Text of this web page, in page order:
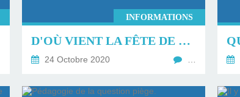
INFORMATIONS
D'OÙ VIENT LA FÊTE DE LA TOUSSAINT QUE NOUS FÊTONS LE 1ER NOVEMBRE ?
24 Octobre 2020